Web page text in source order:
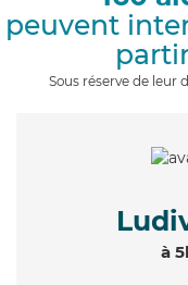
peuvent
Sous réserve de
à